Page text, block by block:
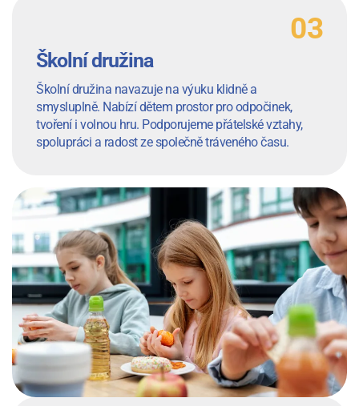
Školní družina
Školní družina navazuje na výuku klidně a
smysluplně. Nabízí dětem prostor pro odpočinek,
tvoření i volnou hru. Podporujeme přátelské vztahy,
spolupráci a radost ze společně tráveného času.